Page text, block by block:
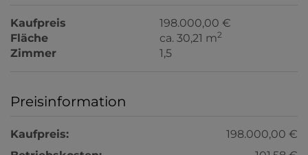
Kaufpreis
198.000,00 €
Fläche
ca. 30,21 m2
Zimmer 1,5
Preisinformation
Kaufpreis:
198.000,00 €